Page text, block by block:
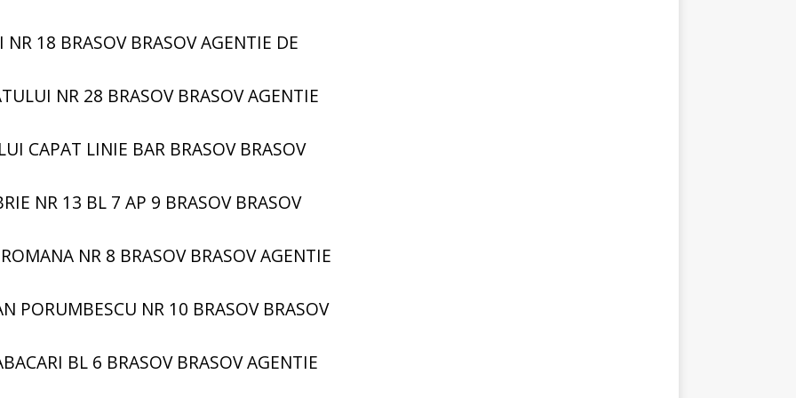
18 BRASOV BRASOV AGENTIE DE
NR 28 BRASOV BRASOV AGENTIE
CAPAT LINIE BAR BRASOV BRASOV
NR 13 BL 7 AP 9 BRASOV BRASOV
NR 8 BRASOV BRASOV AGENTIE
PORUMBESCU NR 10 BRASOV BRASOV
BL 6 BRASOV BRASOV AGENTIE